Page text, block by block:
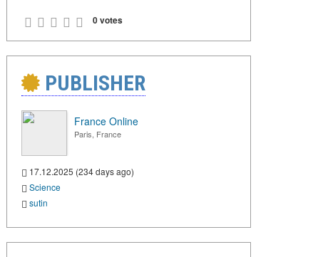
0 votes
PUBLISHER
France Online
Paris, France
17.12.2025 (234 days ago)
Science
sutin